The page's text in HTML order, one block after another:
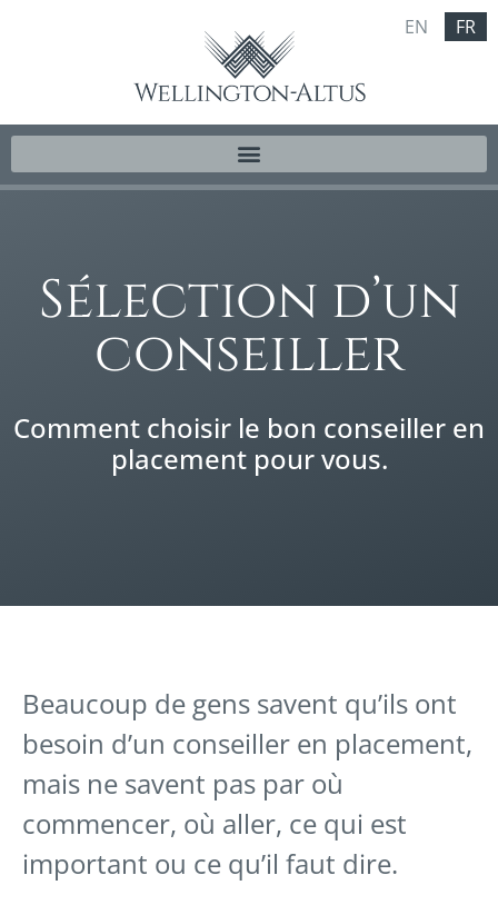
EN FR
Sélection d’un
conseiller
Comment choisir le bon conseiller en
placement pour vous.
Beaucoup de gens savent qu’ils ont
besoin d’un conseiller en placement,
mais ne savent pas par où
commencer, où aller, ce qui est
important ou ce qu’il faut dire.